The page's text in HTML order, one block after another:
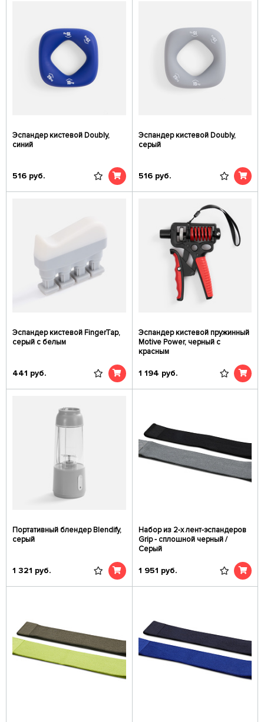
Эспандер кистевой Doubly,
синий
516 руб.
Эспандер кистевой Doubly,
серый
516 руб.
Эспандер кистевой FingerTap,
серый с белым
441 руб.
Эспандер кистевой пружинный
Motive Power, черный с
красным
1 194 руб.
Портативный блендер Blendify,
серый
1 321 руб.
Набор из 2-х лент-эспандеров
Grip - сплошной черный /
Серый
1 951 руб.